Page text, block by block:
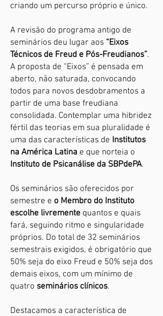
criando um percurso próprio e único.
A revisão do programa antigo de
seminários deu lugar aos “Eixos
Técnicos de Freud e Pós-Freudianos”.
A proposta de “Eixos” é pensada em
aberto, não saturada, convocando
todos para novos desdobramentos a
partir de uma base freudiana
consolidada. Contemplar uma hibridez
fértil das teorias em sua pluralidade é
uma das características de Institutos
na América Latina e que norteia o
Instituto de Psicanálise da SBPdePA.
Os seminários são oferecidos por
semestre e o Membro do Instituto
escolhe livremente quantos e quais
fará, seguindo ritmo e singularidade
próprios. Do total de 32 seminários
semestrais exigidos, é obrigatório que
50% seja do eixo Freud e 50% seja dos
demais eixos, com um mínimo de
quatro seminários clínicos.
Destacamos a característica de